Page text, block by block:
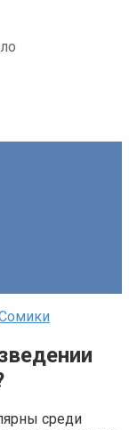
среди